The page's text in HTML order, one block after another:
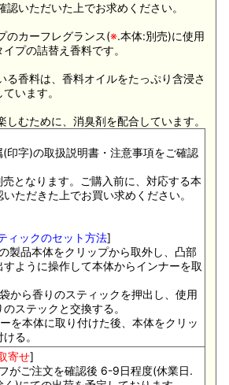
認いただいた上でお求めください。
のカーフレグランス(※.本体:別売)に使用
プの詰替え香料です。
る香料は、香料オイルをたっぷり含浸さ
います。
しむために、消臭剤を配合しています。
印字)の取扱説明書・注意事項をご確認
となります。ご購入前に、対応する本
ただきた上でお買い求めください。
ィックのセット方法]
製品本体をクリップから取外し、凸部
すように操作して本体からインナーを取
から香りのスティックを押出し、使用
ステックと交換する。
を本体に取り付けた後、本体をクリッ
る。
寄せ]
がご注文を確認後 6-9日程度(休業日.